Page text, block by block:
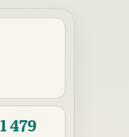
479